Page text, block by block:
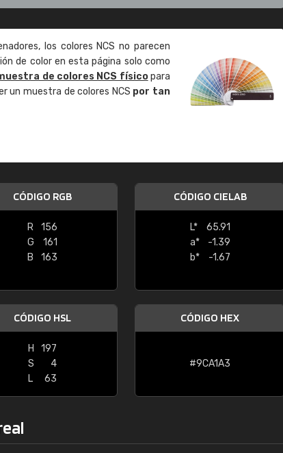
los colores NCS no parecen
de color en esta página solo como
de colores NCS físicopara
un muestra de colores NCS por tan
CÓDIGO RGB
R
156
G
161
B
163
CÓDIGO CIELAB
L*
65.91
a*
-1.39
b*
-1.67
CÓDIGO HSL
H
197
S
4
L
63
CÓDIGO HEX
#9CA1A3
"Buen servicio. No obstante No es fácil
encontrar/comprar lo que se busca"